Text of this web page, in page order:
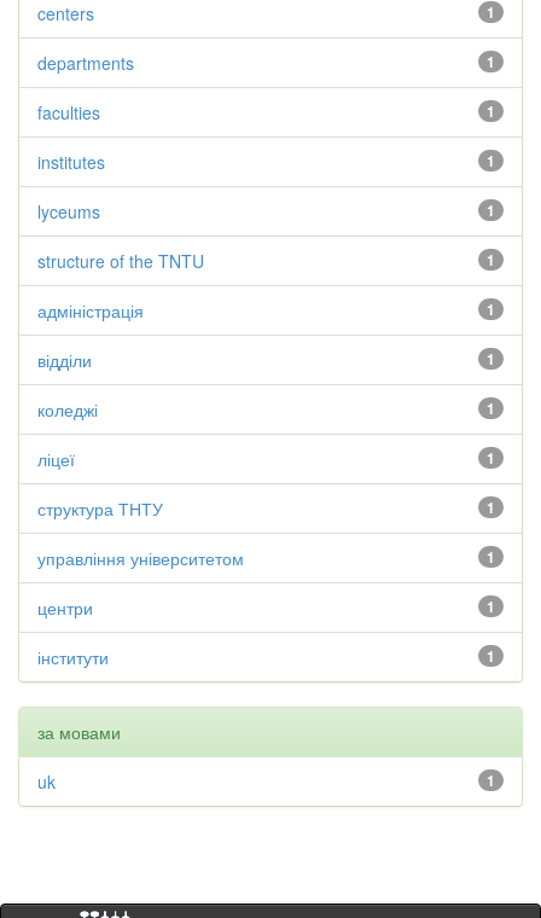
1
centers
1
departments
1
faculties
1
institutes
1
lyceums
1
structure of the TNTU
1
адміністрація
1
відділи
1
коледжі
1
ліцеї
1
структура ТНТУ
1
управління університетом
1
центри
1
інститути
за мовами
1
uk